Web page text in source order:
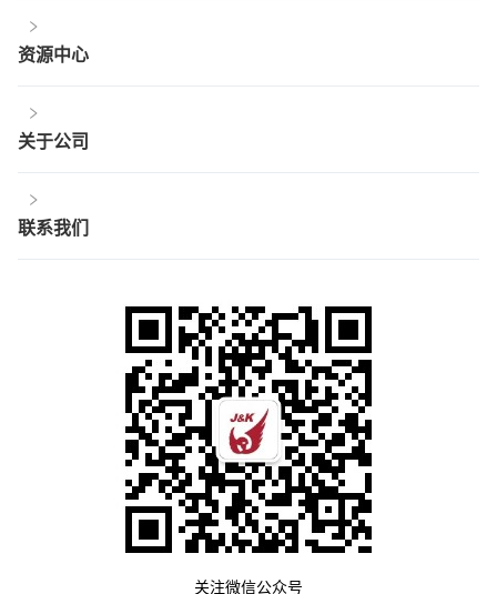
资源中心
关于公司
联系我们
关注微信公众号